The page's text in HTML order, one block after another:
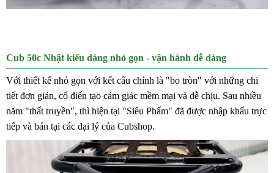
Cub 50c Nhật kiểu dáng nhỏ gọn - vận hành dễ dàng
Với thiết kế nhỏ gọn với kết cấu chính là "bo tròn" với những chi
tiết đơn giản, cổ điển tạo cảm giác mềm mại và dễ chịu. Sau nhiều
năm "thất truyền", thì hiện tại "Siêu Phẩm" đã được nhập khẩu trực
tiếp và bán tại các đại lý của Cubshop.